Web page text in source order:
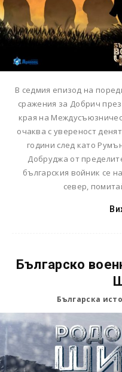
В седмия епизод на
сражения за Добрич
края на
очаква с увереност
години след като
Добруджа от
българския войник се
север,
Българско
Българска